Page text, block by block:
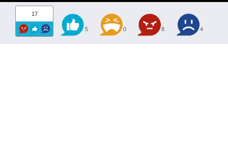
17
5 0 8 4